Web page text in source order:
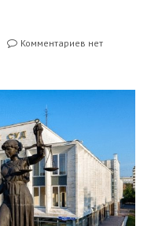
Комментариев нет